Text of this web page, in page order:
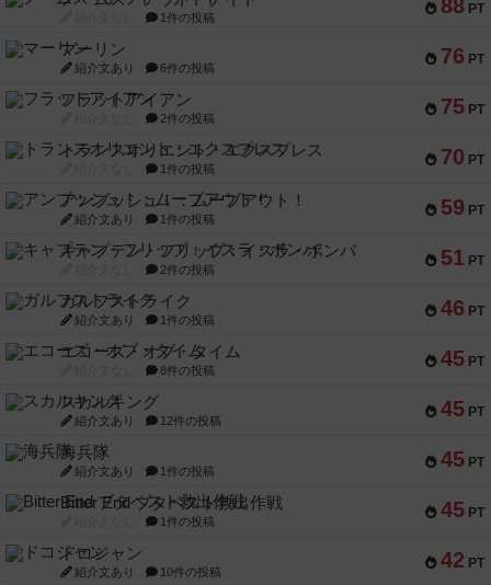
88 PT
1件の投稿
76 PT
マーリン
紹介文あり 6件の投稿
75 PT
フラットアイアン
2件の投稿
70 PT
トランスオリエント・エクスプレス
1件の投稿
59 PT
アンブッシュ！：ムーブアウト！
紹介文あり 1件の投稿
51 PT
キャプテン・フリップ：イスラ・ボンバ
2件の投稿
46 PT
ガルフストライク
紹介文あり 1件の投稿
45 PT
エコーズ・オブ・タイム
8件の投稿
45 PT
スカルキング
紹介文あり 12件の投稿
45 PT
海兵隊
紹介文あり 1件の投稿
45 PT
Bitter End ブタペスト救出作戦
1件の投稿
42 PT
ドコジャン
紹介文あり 10件の投稿